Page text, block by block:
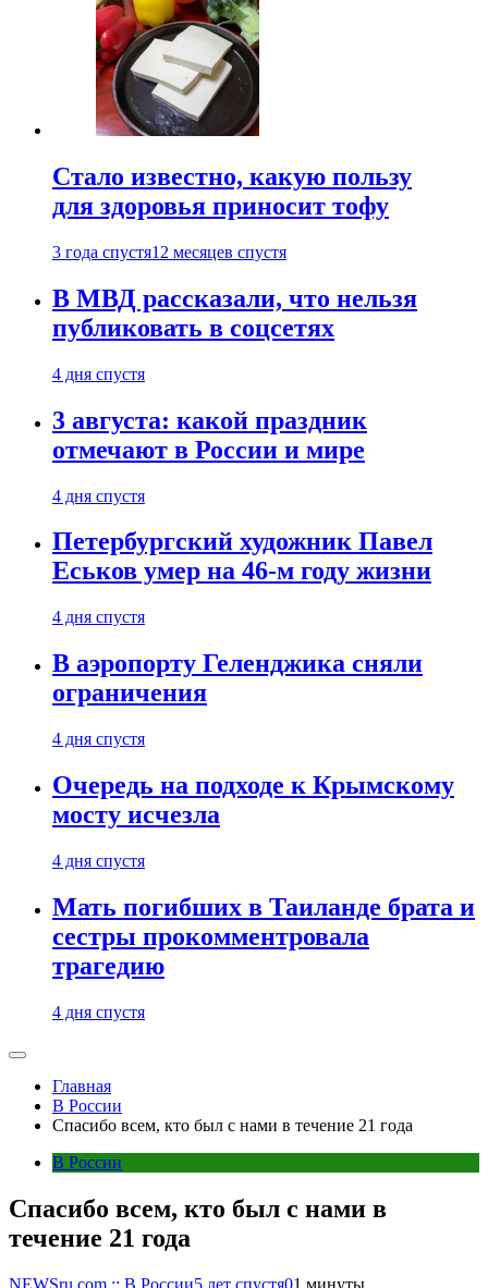
Стало известно, какую пользу
для здоровья приносит тофу
3 года спустя12 месяцев спустя
В МВД рассказали, что нельзя
публиковать в соцсетях
4 дня спустя
3 августа: какой праздник
отмечают в России и мире
4 дня спустя
Петербургский художник Павел
Еськов умер на 46-м году жизни
4 дня спустя
В аэропорту Геленджика сняли
ограничения
4 дня спустя
Очередь на подходе к Крымскому
мосту исчезла
4 дня спустя
Мать погибших в Таиланде брата и
сестры прокомментровала
трагедию
4 дня спустя
Главная
В России
Спасибо всем, кто был с нами в течение 21 года
В России
Спасибо всем, кто был с нами в
течение 21 года
NEWSru.com :: В России5 лет спустя01 минуты